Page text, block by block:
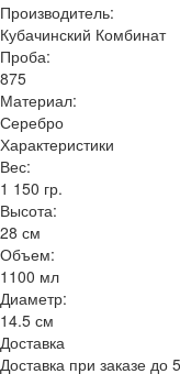
Производитель:
Кубачинский Комбинат
Проба:
875
Материал:
Серебро
Характеристики
Вес:
1 150 гр.
Высота:
28 см
Объем:
1100 мл
Диаметр:
14.5 см
Доставка
Доставка при заказе до